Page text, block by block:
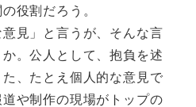
役割だろう。
見」と言うが、そんな言
。公人として、抱負を述
、たとえ個人的な意見で
や制作の現場がトップの